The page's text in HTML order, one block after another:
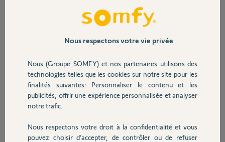
Sécurité
Domotique
Chauffage
début décembre, j'ai reçu une invitation à mise à jour sur mon iphone,
mon portable (ouverture/fermeture bolets,...)
la lumiere de la box tahoma reste blanche alors que je relance des
resets
le code pin de la box est Code PIN: 2202-4427-5518
merci pour votre aide, Eric
Merci,
Nous respectons votre vie privée
Nous (Groupe SOMFY) et nos partenaires utilisons des
technologies telles que les cookies sur notre site pour les
finalités suivantes: Personnaliser le contenu et les
publicités, offrir une expérience personnalisée et analyser
notre trafic.
Nous respectons votre droit à la confidentialité et vous
pouvez choisir d’accepter, de contrôler ou de refuser